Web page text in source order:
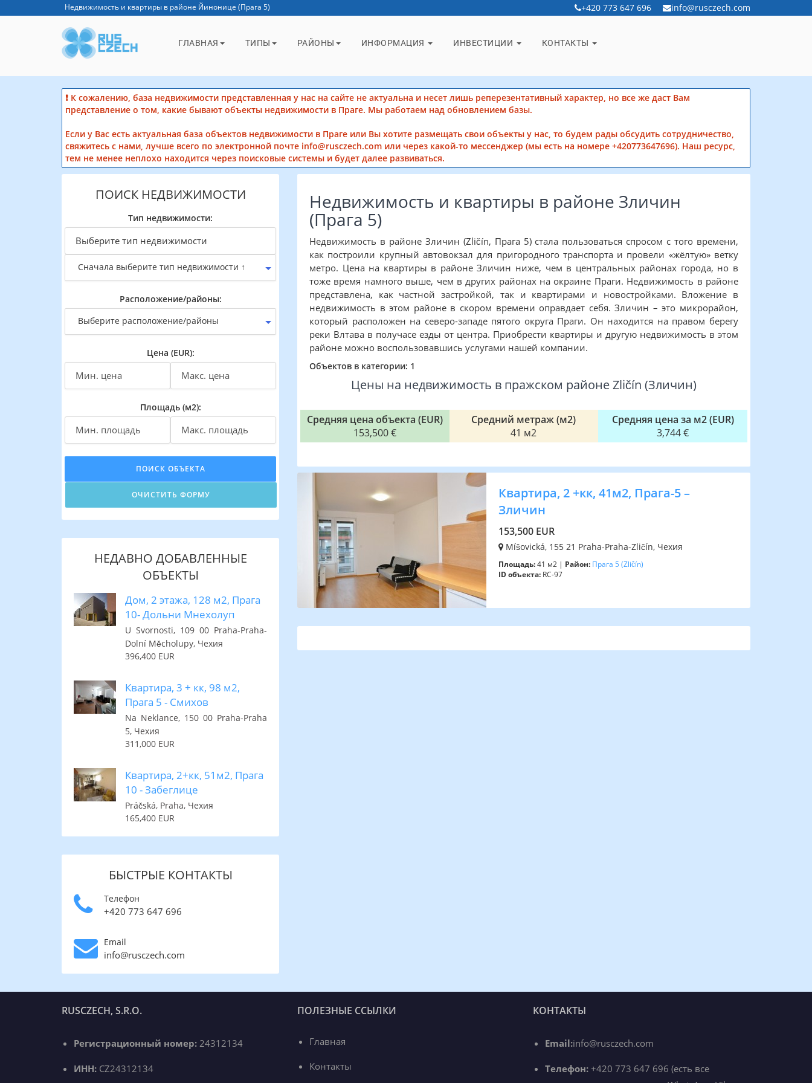
Недвижимость и квартиры в районе Йинонице (Прага 5) +420 773 647 696 info@rusczech.com
ГЛАВНАЯ ТИПЫ РАЙОНЫ ИНФОРМАЦИЯ ИНВЕСТИЦИИ КОНТАКТЫ
❗ К сожалению, база недвижимости представленная у нас на сайте не актуальна и несет лишь реперезентативный характер, но все же даст Вам
представление о том, какие бывают объекты недвижимости в Праге. Мы работаем над обновлением базы.
Если у Вас есть актуальная база объектов недвижимости в Праге или Вы хотите размещать свои объекты у нас, то будем рады обсудить сотрудничество,
свяжитесь с нами, лучше всего по электронной почте info@rusczech.com или через какой-то мессенджер (мы есть на номере +420773647696). Наш ресурс,
тем не менее неплохо находится через поисковые системы и будет далее развиваться.
Недвижимость и квартиры в районе Зличин
(Прага 5)
Недвижимость в районе Зличин (Zličín, Прага 5) стала пользоваться спросом с того времени,
как построили крупный автовокзал для пригородного транспорта и провели «жёлтую» ветку
метро. Цена на квартиры в районе Зличин ниже, чем в центральных районах города, но в
тоже время намного выше, чем в других районах на окраине Праги. Недвижимость в районе
представлена, как частной застройкой, так и квартирами и новостройками. Вложение в
недвижимость в этом районе в скором времени оправдает себя. Зличин – это микрорайон,
который расположен на северо-западе пятого округа Праги. Он находится на правом берегу
реки Влтава в получасе езды от центра. Приобрести квартиры и другую недвижимость в этом
районе можно воспользовавшись услугами нашей компании.
Объектов в категории: 1
Цены на недвижимость в пражском районе Zličín (Зличин)
Средняя цена объекта (EUR)
153,500 €
Средний метраж (м2)
41 м2
Средняя цена за м2 (EUR)
3,744 €
Квартира, 2 +кк, 41м2, Прага-5 –
Зличин
153,500 EUR
Míšovická, 155 21 Praha-Praha-Zličín, Чехия
Площадь:41 м2 | Район: Прага 5 (Zličín)
ID объекта:RC-97
ПОИСК НЕДВИЖИМОСТИ
Тип недвижимости:
Сначала выберите тип недвижимости ↑
Расположение/районы:
Выберите расположение/районы
Цена (EUR):
Площадь (м2):
НЕДАВНО ДОБАВЛЕННЫЕ
ОБЪЕКТЫ
Дом, 2 этажа, 128 м2, Прага
10- Дольни Мнехолуп
U Svornosti, 109 00 Praha-Praha-
Dolní Měcholupy, Чехия
396,400 EUR
Квартира, 3 + кк, 98 м2,
Прага 5 - Смихов
Na Neklance, 150 00 Praha-Praha
5, Чехия
311,000 EUR
Квартира, 2+кк, 51м2, Прага
10 - Забеглице
Práčská, Praha, Чехия
165,400 EUR
БЫСТРЫЕ КОНТАКТЫ
Телефон
+420 773 647 696
Email
info@rusczech.com
RUSCZECH, S.R.O.
Регистрационный номер: 24312134
ИНН: CZ24312134
ПОЛЕЗНЫЕ ССЫЛКИ
Главная
Контакты
КОНТАКТЫ
Email:info@rusczech.com
Телефон: +420 773 647 696 (есть все